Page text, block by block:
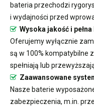
bateria przechodzi
i wydajności przed
Wysoka jakość i
Oferujemy wyłącznie
są w 100% kompatybilne
spełniają lub
Zaawansowane
Nasze baterie
zabezpieczenia, m.in.